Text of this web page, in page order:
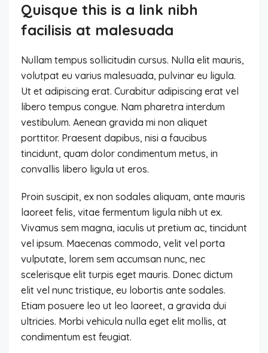
Quisque this is a link nibh
facilisis at malesuada
Nullam tempus sollicitudin cursus. Nulla elit mauris,
volutpat eu varius malesuada, pulvinar eu ligula.
Ut et adipiscing erat. Curabitur adipiscing erat vel
libero tempus congue. Nam pharetra interdum
vestibulum. Aenean gravida mi non aliquet
porttitor. Praesent dapibus, nisi a faucibus
tincidunt, quam dolor condimentum metus, in
convallis libero ligula ut eros.
Proin suscipit, ex non sodales aliquam, ante mauris
laoreet felis, vitae fermentum ligula nibh ut ex.
Vivamus sem magna, iaculis ut pretium ac, tincidunt
vel ipsum. Maecenas commodo, velit vel porta
vulputate, lorem sem accumsan nunc, nec
scelerisque elit turpis eget mauris. Donec dictum
elit vel nunc tristique, eu lobortis ante sodales.
Etiam posuere leo ut leo laoreet, a gravida dui
ultricies. Morbi vehicula nulla eget elit mollis, at
condimentum est feugiat.